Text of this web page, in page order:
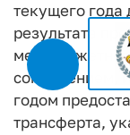
текущего
результата
соглашением,
годом
трансферта,